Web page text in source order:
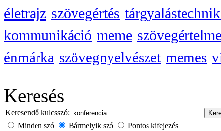
életrajz szövegértés
kommunikáció meme
énmárka szövegnyelvészet memes
Keresés
Keresendő kulcsszó:
Minden szó Bármelyik szó
Pontos kifejezés